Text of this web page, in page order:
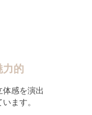
力的
感を演出
ます。